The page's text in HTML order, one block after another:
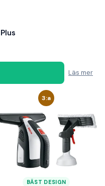
Läs mer
3:a
BÄST DESIGN